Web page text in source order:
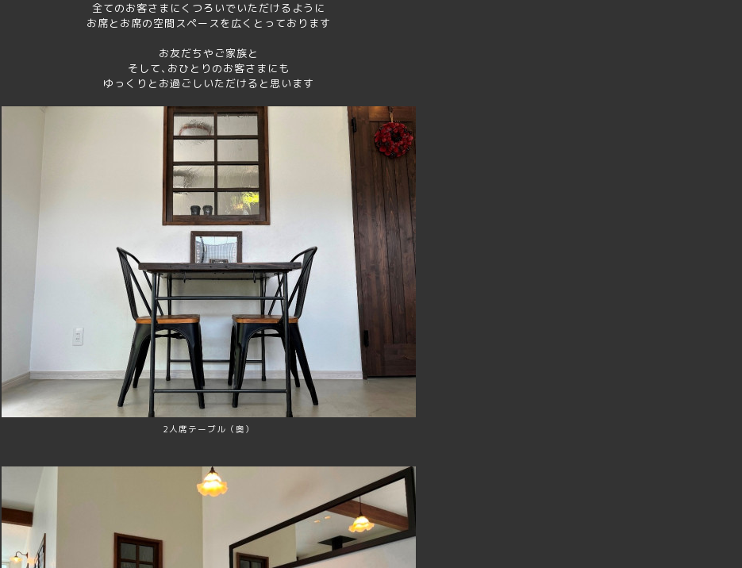
全てのお客さまにくつろいでいただけるように
お席とお席の空間スペースを広くとっております
お友だちやご家族と
そして､おひとりのお客さまにも
ゆっくりとお過ごしいただけると思います
2人席テーブル（奥）